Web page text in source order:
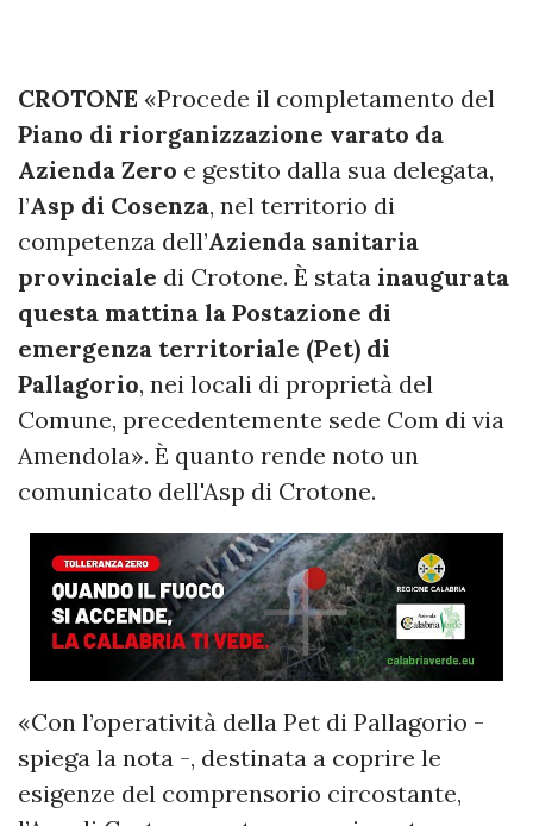
CROTONE «Procede il completamento del
Piano di riorganizzazione varato da
Azienda Zero e gestito dalla sua delegata,
l’Asp di Cosenza, nel territorio di
competenza dell’Azienda sanitaria
provinciale di Crotone. È stata inaugurata
questa mattina la Postazione di
emergenza territoriale (Pet) di
Pallagorio, nei locali di proprietà del
Comune, precedentemente sede Com di via
Amendola». È quanto rende noto un
comunicato dell'Asp di Crotone.
«Con l’operatività della Pet di Pallagorio -
spiega la nota -, destinata a coprire le
esigenze del comprensorio circostante,